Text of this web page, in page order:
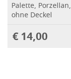
Palette,
ohne Deckel
€ 14,00